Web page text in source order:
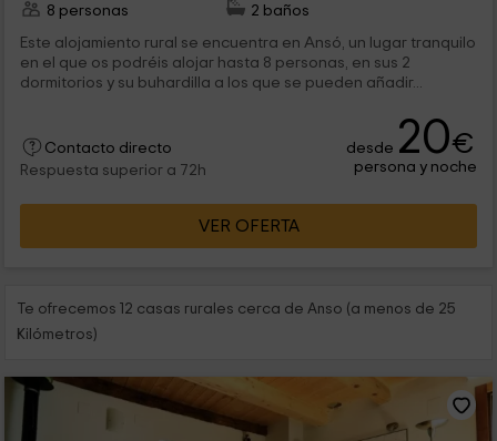
8 personas
2 baños
Este alojamiento rural se encuentra en Ansó, un lugar tranquilo
en el que os podréis alojar hasta 8 personas, en sus 2
dormitorios y su buhardilla a los que se pueden añadir...
Contacto directo
Respuesta superior a 72h
desde 20€
persona y noche
VER OFERTA
Te ofrecemos 12 casas rurales cerca de Anso (a menos de 25
Kilómetros)